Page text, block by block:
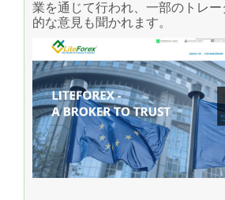
業を通じて行われ、一部のトレ
的な意見も聞かれます。